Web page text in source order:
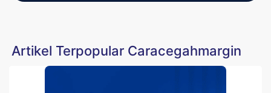
Artikel Terpopular Caracegahmargin